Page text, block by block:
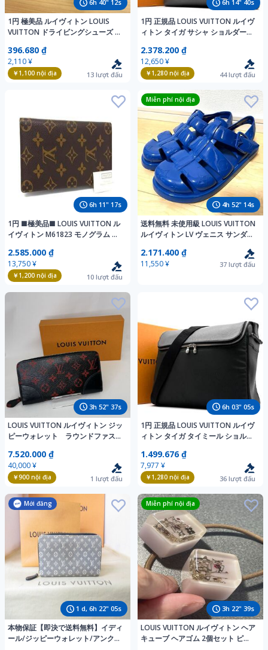
6h 40" 11s
1円 極美品 ルイヴィトン LOUIS
VUITTON ドライビングシューズ モ
ック 6.5 約25.5cm FA1026 18829
396.680 ₫
2,110 ¥
￥1,100nội địa 13 lượt đấu
6h 14" 39s
1円 正規品 LOUIS VUITTON ルイヴ
ィトン タイガ サシャ ショルダーバ
ロスボディ グレー グラシエ
2.378.200 ₫
12,650 ¥
￥1,280nội địa 44lượt đấu
6h 11" 16s
1円 ■極美品■ LOUIS VUITTON ル
イヴィトン M61823 モノグラム ポ
折り 長財布 ブラウン系 HD0683
2.585.000 ₫
13,750 ¥
￥1,200nội địa 10 lượt đấu
4h 52" 13s
Miễn phí nội địa
送料無料 未使用級 LOUIS VUITTON
ルイヴィトン LV ヴェニス サンダル
タリア製
2.171.400 ₫
11,550 ¥ 37 lượt đấu
3h 52" 36s
LOUIS VUITTON ルイヴィトン ジッ
ピーウォレット ラウンドファスナ
7.520.000 ₫
40,000 ¥
￥900nội địa 1 lượt đấu
6h 03" 04s
1円 正規品 LOUIS VUITTON ルイヴ
ィトン タイガ タイミール ショルダ
け シリアルあり アルドワーズ
1.499.676 ₫
7,977 ¥
￥1,280nội địa 36 lượt đấu
1 d, 6h 22" 04s
Mới đăng
本物保証【即決で送料無料】イディ
ール/ジッピーウォレット/アンク
3h 22" 38s
Miễn phí nội địa
LOUIS VUITTON ルイヴィトン ヘア
キューブ ヘアゴム 2個セット ピン